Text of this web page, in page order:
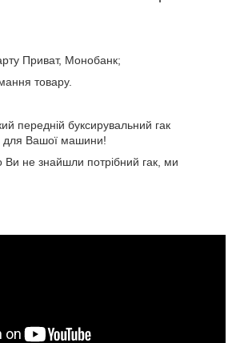
Приват, Монобанк;
товару.
передній буксирувальний гак
для Вашої машини!
не знайшли потрібний гак, ми